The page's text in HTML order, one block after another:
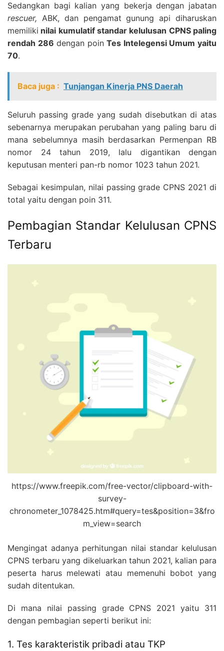
Sedangkan bagi kalian yang bekerja dengan jabatan
rescuer, ABK, dan pengamat gunung api diharuskan
memiliki nilai kumulatif standar kelulusan CPNS paling
rendah 286 dengan poinTes Intelegensi Umum yaitu
70.
Baca juga : Tunjangan Kinerja PNS Daerah
Seluruh passing grade yang sudah disebutkan di atas
sebenarnya merupakan perubahan yang paling baru di
mana sebelumnya masih berdasarkan Permenpan RB
nomor 24 tahun 2019, lalu digantikan dengan
keputusan menteri pan-rb nomor 1023 tahun 2021.
Sebagai kesimpulan, nilai passing grade CPNS 2021 di
total yaitu dengan poin 311.
Pembagian Standar Kelulusan CPNS
Terbaru
https://www.freepik.com/free-vector/clipboard-with-
survey-
chronometer_1078425.htm#query=tes&position=3&fro
m_view=search
Mengingat adanya perhitungan nilai standar kelulusan
CPNS terbaru yang dikeluarkan tahun 2021, kalian para
peserta harus melewati atau memenuhi bobot yang
sudah ditentukan.
Di mana nilai passing grade CPNS 2021 yaitu 311
dengan pembagian seperti berikut ini:
1. Tes karakteristik pribadi atau TKP